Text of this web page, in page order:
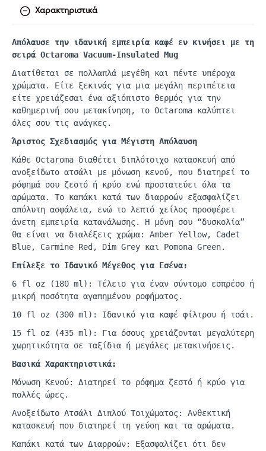
Χαρακτηριστικά
Απόλαυσε την ιδανική εμπειρία καφέ εν κινήσει με τη
σειρά Octaroma Vacuum-Insulated
Mug
Διατίθεται σε πολλαπλά μεγέθη και πέντε υπέροχα
χρώματα. Είτε ξεκινάς για μια μεγάλη περιπέτεια
είτε χρειάζεσαι ένα αξιόπιστο θερμός για την
καθημερινή σου μετακίνηση, το Octaroma καλύπτει
όλες σου τις ανάγκες.
Άριστος Σχεδιασμός για Μέγιστη Απόλαυση
Κάθε Octaroma διαθέτει διπλότοιχο κατασκευή από
ανοξείδωτο ατσάλι με μόνωση κενού, που διατηρεί το
ρόφημά σου ζεστό ή κρύο ενώ προστατεύει όλα τα
αρώματα. Το καπάκι κατά των διαρροών εξασφαλίζει
απόλυτη ασφάλεια, ενώ το λεπτό χείλος προσφέρει
άνετη εμπειρία κατανάλωσης. Η μόνη σου “δυσκολία”
θα είναι να διαλέξεις χρώμα: Amber Yellow, Cadet
Blue, Carmine Red, Dim Grey και Pomona Green.
Επίλεξε το Ιδανικό Μέγεθος για Εσένα:
6 fl oz (180 ml ): Τέλειο για έναν σύντομο εσπρέσο ή
μικρή ποσότητα αγαπημένου ροφήματος.
10 fl oz (300 ml ): Ιδανικό για καφέ φίλτρου ή τσάι .
15 fl oz (435 ml): Για όσους χρειάζονται μεγαλύτερη
χωρητικότητα σε ταξίδια ή μεγάλες μετακινήσεις.
Βασικά Χαρακτηριστικά:
Μόνωση Κενού: Διατηρεί το ρόφημα ζεστό ή κρύο για
πολλές ώρες.
Ανοξείδωτο Ατσάλι Διπλού Τοιχώματος: Ανθεκτική
κατασκευή που διατηρεί τη γεύση και τα αρώματα.
Καπάκι κατά των Διαρροών: Εξασφαλίζει ότι δεν